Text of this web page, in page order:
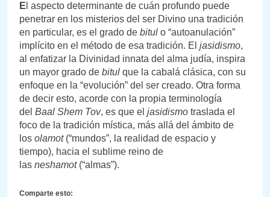
E l aspecto determinante de cuán profundo puede
penetrar en los misterios del ser Divino una tradición
en particular, es el grado de bitul o “autoanulación”
implícito en el método de esa tradición. El jasidismo,
al enfatizar la Divinidad innata del alma judía, inspira
un mayor grado de bitul que la cabalá clásica, con su
enfoque en la “evolución” del ser creado. Otra forma
de decir esto, acorde con la propia terminología
del Baal Shem Tov, es que el jasidismo traslada el
foco de la tradición mística, más allá del ámbito de
los olamot(“mundos”, la realidad de espacio y
tiempo), hacia el sublime reino de
las neshamot(“almas”).
Comparte esto: